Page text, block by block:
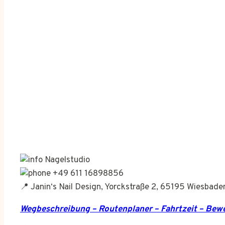
Nagelstudio
+49 611 16898856
📍 Janin‘s Nail Design, Yorckstraße 2, 65195
Wegbeschreibung – Routenplaner – Fahrtzeit –